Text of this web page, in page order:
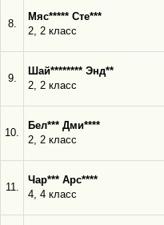
8.
Мяс***** Сте***
2, 2 класс
9.
Шай******** Энд**
2, 2 класс
10.
Бел*** Дми****
2, 2 класс
11.
Чар*** Арс****
4, 4 класс